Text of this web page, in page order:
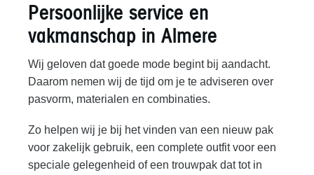
Persoonlijke service en
vakmanschap in Almere
Wij geloven dat goede mode begint bij aandacht.
Daarom nemen wij de tijd om je te adviseren over
pasvorm, materialen en combinaties.
Zo helpen wij je bij het vinden van een nieuw pak
voor zakelijk gebruik, een complete outfit voor een
speciale gelegenheid of een trouwpak dat tot in